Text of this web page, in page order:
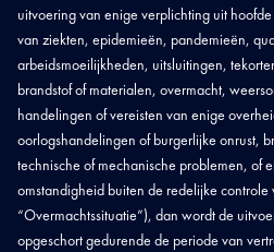
uitvoering van enige verplichting uit
van ziekten, epidemieën, pandemieën,
arbeidsmoeilijkheden, uitsluitingen,
brandstof of materialen, overmacht,
handelingen of vereisten van enige
oorlogshandelingen of burgerlijke onrust,
technische of mechanische problemen, of
omstandigheid buiten de redelijke controle
“Overmachtssituatie”), dan wordt de
opgeschort gedurende de periode van